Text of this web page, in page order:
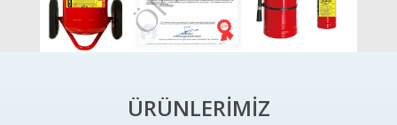
ÜRÜNLERİMİZ